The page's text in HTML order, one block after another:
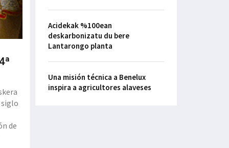
siglo
de
Acidekak %100ean
deskarbonizatu du bere
Lantarongo planta
Una misión técnica a Benelux
inspira a agricultores alaveses